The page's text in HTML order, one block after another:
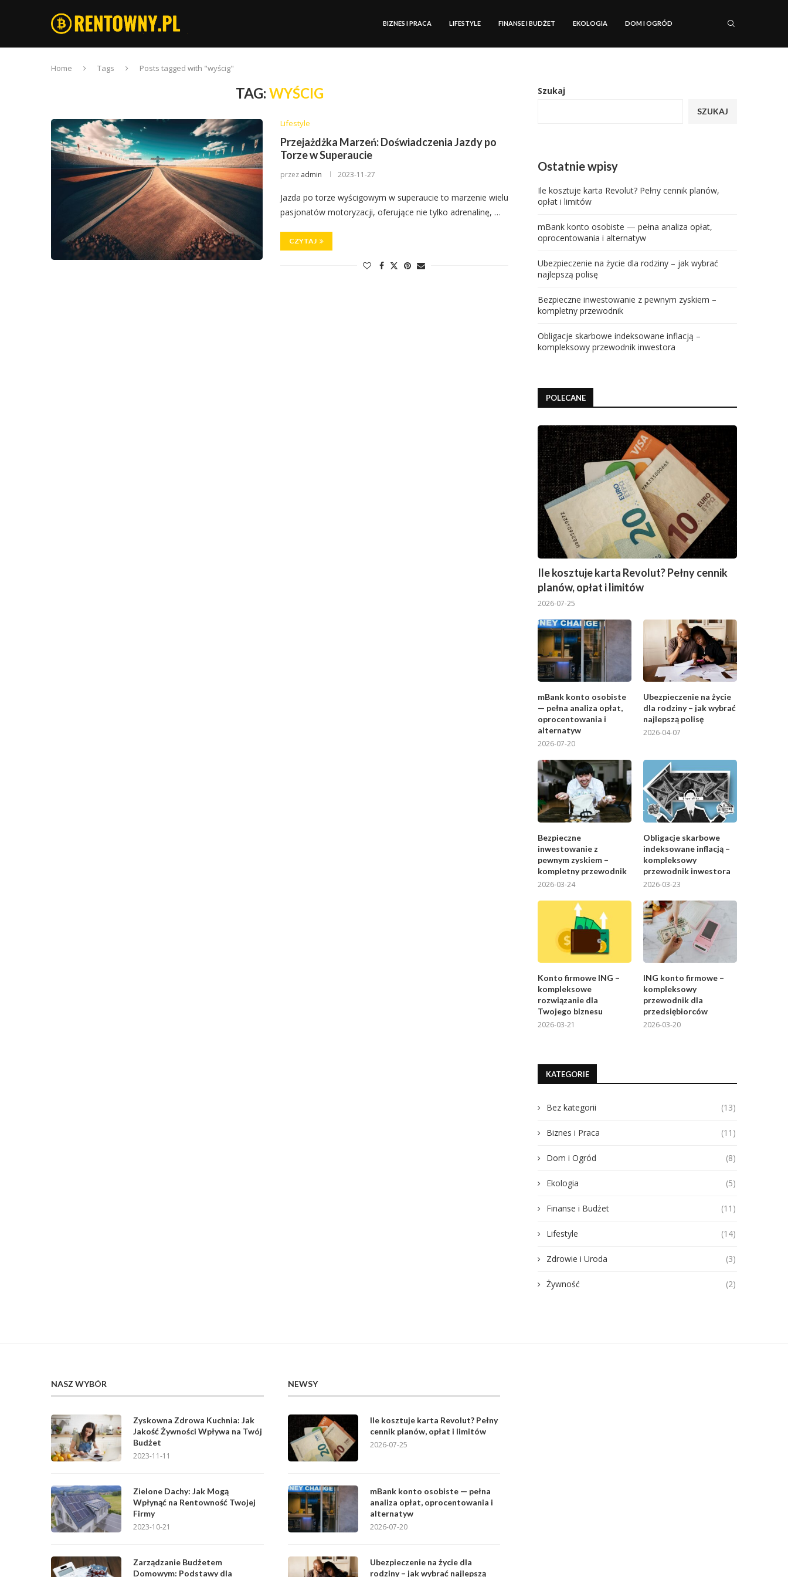
BIZNES I PRACA LIFESTYLE FINANSE I BUDŻET EKOLOGIA DOM I OGRÓD
Home Tags Posts tagged with "wyścig"
TAG: WYŚCIG
Lifestyle
Przejażdżka Marzeń: Doświadczenia Jazdy po
Torze w Superaucie
przez admin 2023-11-27
Jazda po torze wyścigowym w superaucie to marzenie wielu
pasjonatów motoryzacji, oferujące nie tylko adrenalinę, …
CZYTAJ
Szukaj
SZUKAJ
Ostatnie wpisy
Ile kosztuje karta Revolut? Pełny cennik planów,
opłat i limitów
mBank konto osobiste — pełna analiza opłat,
oprocentowania i alternatyw
Ubezpieczenie na życie dla rodziny – jak wybrać
najlepszą polisę
Bezpieczne inwestowanie z pewnym zyskiem –
kompletny przewodnik
Obligacje skarbowe indeksowane inflacją –
kompleksowy przewodnik inwestora
POLECANE
Ile kosztuje karta Revolut? Pełny cennik
planów, opłat i limitów
2026-07-25
mBank konto osobiste
— pełna analiza opłat,
oprocentowania i
alternatyw
2026-07-20
Ubezpieczenie na życie
dla rodziny – jak wybrać
najlepszą polisę
2026-04-07
Bezpieczne
inwestowanie z
pewnym zyskiem –
kompletny przewodnik
2026-03-24
Obligacje skarbowe
indeksowane inflacją –
kompleksowy
przewodnik inwestora
2026-03-23
Konto firmowe ING –
kompleksowe
rozwiązanie dla
Twojego biznesu
2026-03-21
ING konto firmowe –
kompleksowy
przewodnik dla
przedsiębiorców
2026-03-20
KATEGORIE
Bez kategorii (13)
Biznes i Praca (11)
Dom i Ogród (8)
Ekologia (5)
Finanse i Budżet (11)
Lifestyle (14)
Zdrowie i Uroda (3)
Żywność (2)
NASZ WYBÓR
Zyskowna Zdrowa Kuchnia: Jak
Jakość Żywności Wpływa na Twój
Budżet
2023-11-11
Zielone Dachy: Jak Mogą
Wpłynąć na Rentowność Twojej
Firmy
2023-10-21
Zarządzanie Budżetem
Domowym: Podstawy dla
NEWSY
Ile kosztuje karta Revolut? Pełny
cennik planów, opłat i limitów
2026-07-25
mBank konto osobiste — pełna
analiza opłat, oprocentowania i
alternatyw
2026-07-20
Ubezpieczenie na życie dla
rodziny – jak wybrać najlepszą